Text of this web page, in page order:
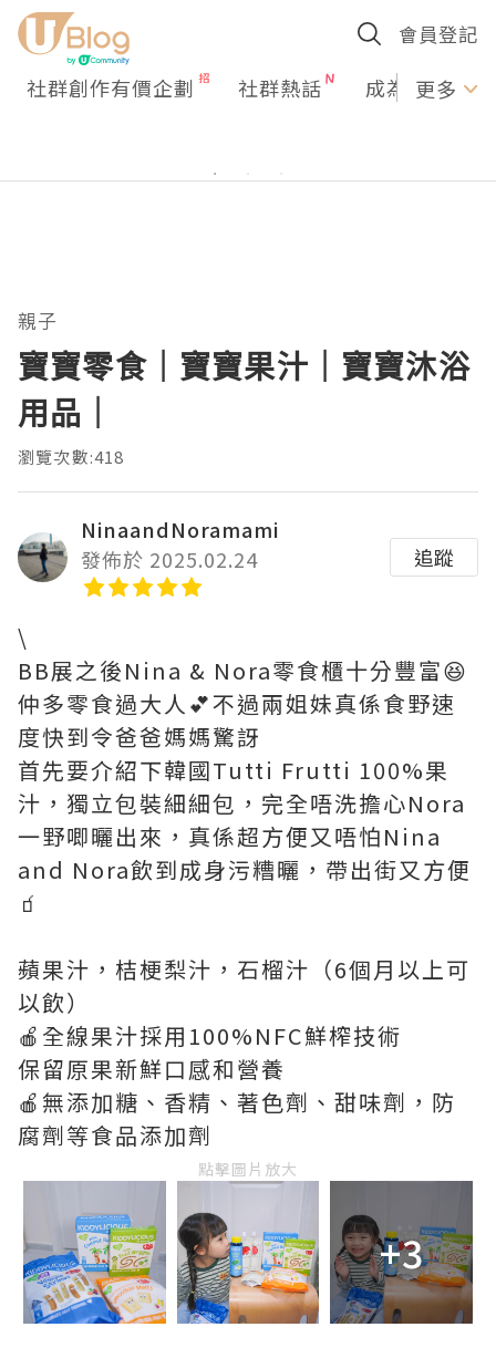
會員登記
社群創作有價企劃 社群熱話 成為U更多
親子
寶寶零食｜寶寶果汁｜寶寶沐浴
用品｜
瀏覽次數:418
NinaandNoramami
發佈於 2025.02.24
追蹤
\
BB展之後Nina & Nora零食櫃十分豐富😆
仲多零食過大人💕不過兩姐妹真係食野速
度快到令爸爸媽媽驚訝
首先要介紹下韓國Tutti Frutti 100%果
汁，獨立包裝細細包，完全唔洗擔心Nora
一野唧曬出來，真係超方便又唔怕Nina
and Nora飲到成身污糟曬，帶出街又方便
🧃
蘋果汁，桔梗梨汁，石榴汁（6個月以上可
以飲）
🍎全線果汁採用100%NFC鮮榨技術
保留原果新鮮口感和營養
🍎無添加糖、香精、著色劑、甜味劑，防
腐劑等食品添加劑
點擊圖片放大
+3